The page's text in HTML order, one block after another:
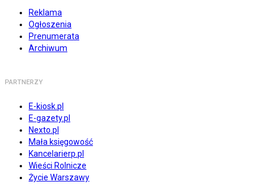
Reklama
Ogłoszenia
Prenumerata
Archiwum
PARTNERZY
E-kiosk.pl
E-gazety.pl
Nexto.pl
Mała księgowość
Kancelarierp.pl
Wieści Rolnicze
Życie Warszawy